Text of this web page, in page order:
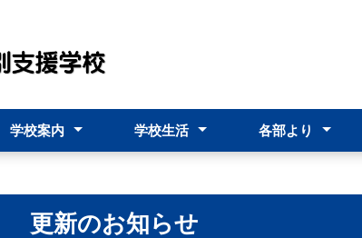
学校案内 学校生活 各部より
更新のお知らせ